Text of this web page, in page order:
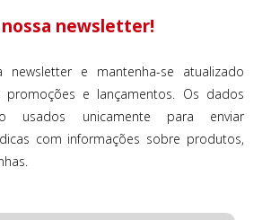
nossa newsletter!
newsletter e mantenha-se atualizado
promoções e lançamentos. Os dados
usados unicamente para enviar
com informações sobre produtos,